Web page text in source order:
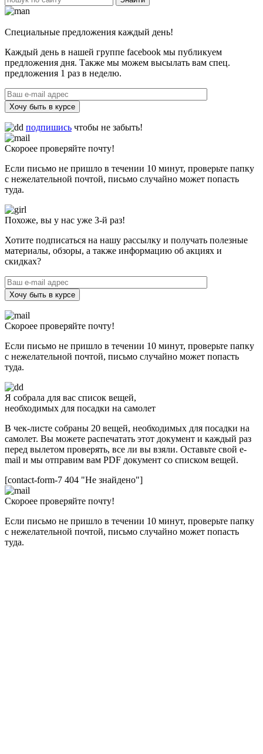
Специальные предложения каждый день!
Каждый день в нашей группе facebook мы публикуем
предложения дня. Также мы можем высылать вам спец.
предложения 1 раз в неделю.
Хочу быть в курсе
подпишись чтобы не забыть!
Скороее проверяйте почту!
Если письмо не пришло в течении 10 минут, проверьте папку
с нежелательной почтой, письмо случайно может попасть
туда.
Похоже, вы у нас уже 3-й раз!
Хотите подписаться на нашу рассылку и получать полезные
материалы, обзоры, а также информацию об акциях и
скидках?
Хочу быть в курсе
Скороее проверяйте почту!
Если письмо не пришло в течении 10 минут, проверьте папку
с нежелательной почтой, письмо случайно может попасть
туда.
Я собрала для вас список вещей,
необходимых для посадки на самолет
В чек-листе собраны 20 вещей, необходимых для посадки на
самолет. Вы можете распечатать этот документ и каждый раз
перед вылетом проверять, все ли вы взяли. Оставьте свой e-
mail и мы отправим вам PDF документ со списком вещей.
[contact-form-7 404 "Не знайдено"]
Скороее проверяйте почту!
Если письмо не пришло в течении 10 минут, проверьте папку
с нежелательной почтой, письмо случайно может попасть
туда.